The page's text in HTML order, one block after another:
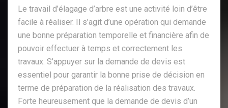
Le travail d’élagage d’arbre est une activité loin d’être
facile à réaliser. Il s’agit d’une opération qui demande
une bonne préparation temporelle et financière afin de
pouvoir effectuer à temps et correctement les
travaux. S’appuyer sur la demande de devis est
essentiel pour garantir la bonne prise de décision en
terme de préparation de la réalisation des travaux.
Forte heureusement que la demande de devis d’un